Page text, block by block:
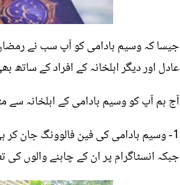
جیسا کہ وسیم بادامی کو آپ سب نے
عادل اور دیگر اہلخانہ کے افراد کے
آج ہم آپ کو وسیم بادامی کے اہلخانہ سے
1- وسیم بادامی کی فین فالوونگ جان
جبکہ انسٹاگرام پر ان کے چاہنے والوں کی